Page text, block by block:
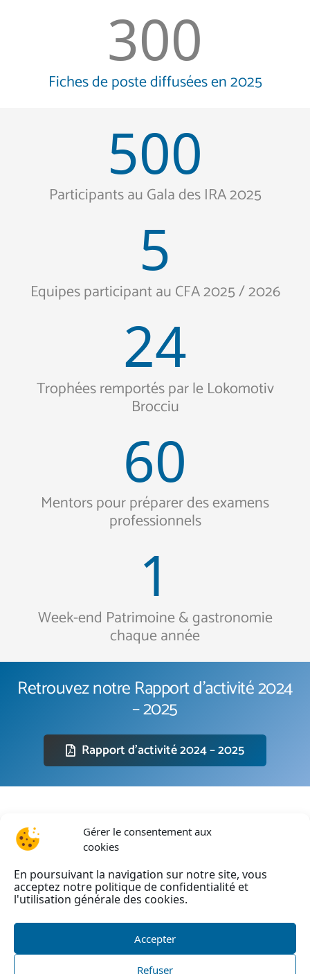
Gérer le consentement aux
cookies
En poursuivant la navigation sur notre site, vous
acceptez notre politique de confidentialité et
l'utilisation générale des cookies.
Accepter
Refuser
300
Fiches de poste diffusées en 2025
500
Participants au Gala des IRA 2025
5
Equipes participant au CFA 2025 / 2026
24
Trophées remportés par le Lokomotiv
Brocciu
60
Mentors pour préparer des examens
professionnels
1
Week-end Patrimoine & gastronomie
chaque année
Retrouvez notre Rapport d’activité 2024
– 2025
Rapport d’activité 2024 – 2025